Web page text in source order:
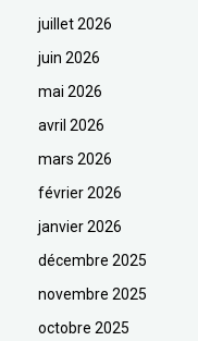
juillet 2026
juin 2026
mai 2026
avril 2026
mars 2026
février 2026
janvier 2026
décembre 2025
novembre 2025
octobre 2025